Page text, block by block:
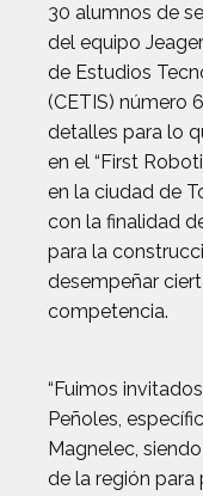
30 alumnos de
del equipo
de Estudios
(CETIS) número
detalles para lo
en el “First
en la ciudad de
con la finalidad
para la
desempeñar
competencia.
“Fuimos
Peñoles,
Magnelec,
de la región